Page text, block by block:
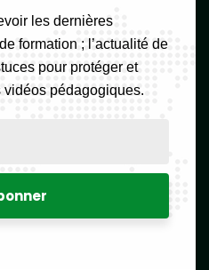
les dernières
formation ; l’actualité de
pour protéger et
pédagogiques.